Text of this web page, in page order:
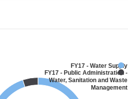
FY17 - Water Supply
FY17 - Public Administration -
Water, Sanitation and Waste
Management